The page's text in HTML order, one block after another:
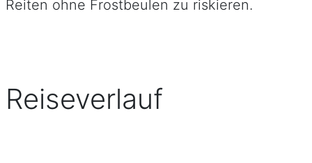
Reiten ohne Frostbeulen zu riskieren.
Reiseverlauf